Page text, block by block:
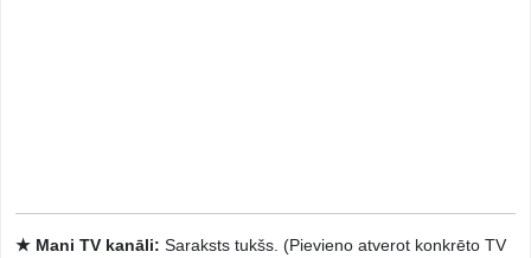
★ Mani TV kanāli: Saraksts tukšs. (Pievieno atverot konkrēto TV